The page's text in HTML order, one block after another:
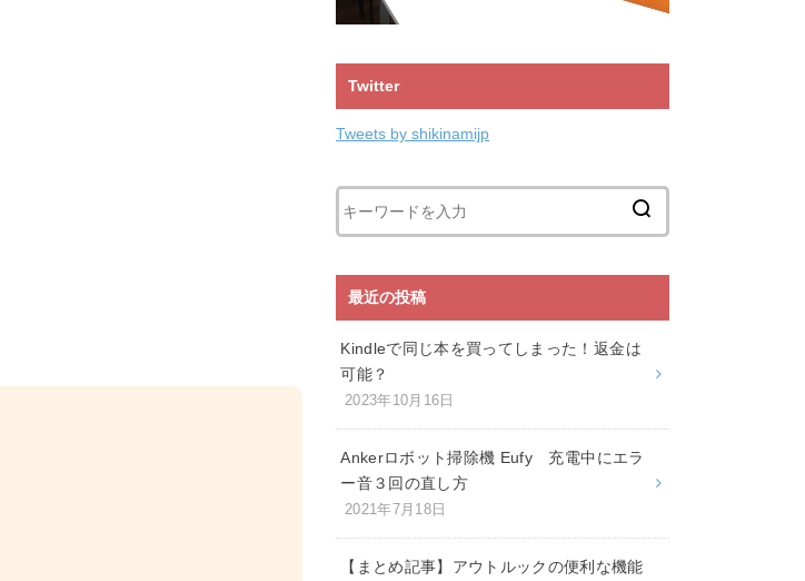
Twitter
Tweets by shikinamijp
最近の投稿
Kindleで同じ本を買ってしまった！返金は
可能？
2023年10月16日
Ankerロボット掃除機 Eufy 充電中にエラ
ー音３回の直し方
2021年7月18日
【まとめ記事】アウトルックの便利な機能